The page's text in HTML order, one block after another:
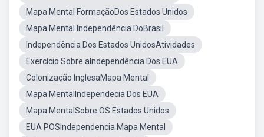
Mapa Mental FormaçãoDos Estados Unidos
Mapa Mental Independência DoBrasil
Independência Dos Estados UnidosAtividades
Exercício Sobre aIndependência Dos EUA
Colonização InglesaMapa Mental
Mapa MentalIndependecia Dos EUA
Mapa MentalSobre OS Estados Unidos
EUA POSIndependencia Mapa Mental